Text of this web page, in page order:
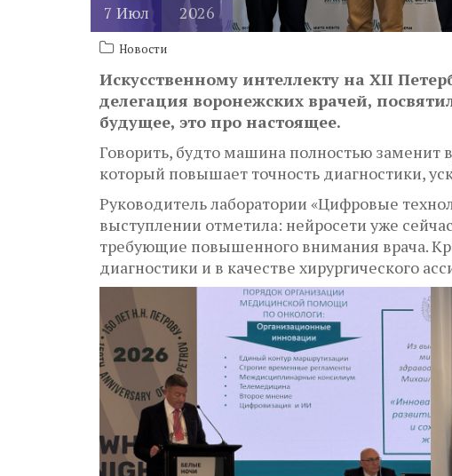
7 Июл 2026
Новости
Искусственному интеллекту на XII
делегация воронежских врачей,
будущее, это про настоящее.
Говорить, будто машина полностью
который повышает точность диагностики,
Руководитель лаборатории «Цифровые
выступлении отметила: нейросети уже
требующие повышенного внимания врача.
диагностики и в качестве хирургического